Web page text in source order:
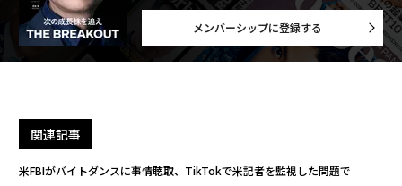
メンバーシップに登録する
関連記事
米FBIがバイトダンスに事情聴取、TikTokで米記者を監視した問題で